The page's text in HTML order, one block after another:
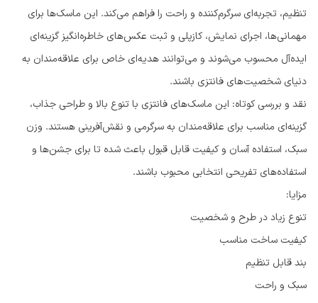
تنظیم، تجربه‌ای سرگرم‌کننده و راحت را فراهم می‌کند. این ماسک‌ها برای
مهمانی‌ها، اجرای نمایش، کازپلی و ثبت عکس‌های خاطره‌انگیز گزینه‌ای
ایده‌آل محسوب می‌شوند و می‌توانند هدیه‌ای خاص برای علاقه‌مندان به
دنیای شخصیت‌های فانتزی باشند.
نقد و بررسی کوتاه: این ماسک‌های فانتزی با تنوع بالا و طراحی جذاب،
گزینه‌ای مناسب برای علاقه‌مندان به سرگرمی و نقش‌آفرینی هستند. وزن
سبک، استفاده آسان و کیفیت قابل قبول باعث شده تا برای جشن‌ها و
استفاده‌های تفریحی انتخابی محبوب باشند.
مزایا:
تنوع زیاد در طرح و شخصیت
کیفیت ساخت مناسب
بند قابل تنظیم
سبک و راحت